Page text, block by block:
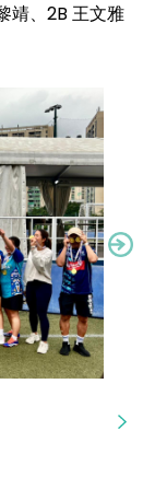
靖、2B 王文雅